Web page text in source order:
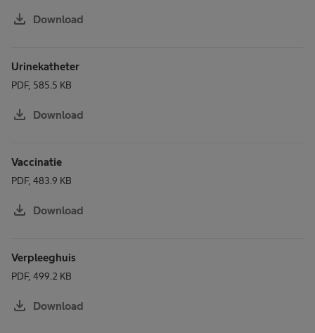
download Download
Urinekatheter
PDF, 585.5 KB
download Download
Vaccinatie
PDF, 483.9 KB
download Download
Verpleeghuis
PDF, 499.2 KB
download Download